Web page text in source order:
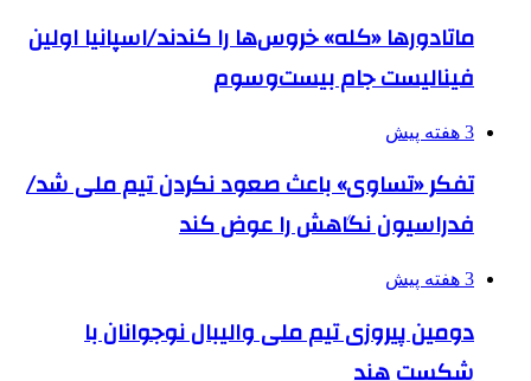
ماتادورها «کله» خروس‌ها را کندند/اسپانیا اولین
فینالیست جام بیست‌وسوم
3 هفته پیش
تفکر «تساوی» باعث صعود نکردن تیم ملی شد/
فدراسیون نگاهش را عوض کند
3 هفته پیش
دومین پیروزی تیم ملی والیبال نوجوانان با
شکست هند